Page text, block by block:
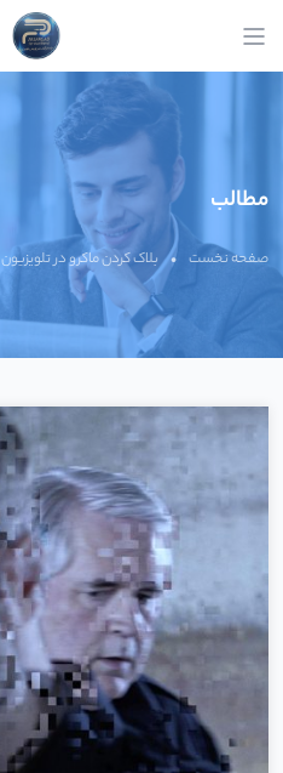
مطالب
صفحه نخست • بلاک کردن ماکرو در تلویزیون